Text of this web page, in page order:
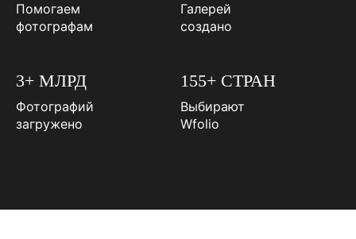
Помогаем
фотографам
Галерей
создано
3+ МЛРД
Фотографий
загружено
155+ СТРАН
Выбирают
Wfolio